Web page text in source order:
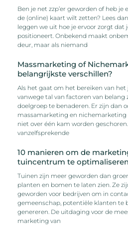
Ben je net zzp’er geworden of heb
de (online) kaart wilt zetten? Lees
leggen we uit hoe je ervoor zorgt dat
positioneert. Onbekend maakt
deur, maar als niemand
Massmarketing of
belangrijkste verschillen?
Als het gaat om het bereiken van
vanwege tal van factoren van belang
doelgroep te benaderen. Er zijn dan
massamarketing en
niet over één kam worden
vanzelfsprekende
10 manieren om de
tuincentrum te optimaliseren
Tuinen zijn meer geworden dan
planten en bomen te laten zien. Ze
geworden voor bedrijven om in
gemeenschap, potentiële klanten te
genereren. De uitdaging voor de
marketing van